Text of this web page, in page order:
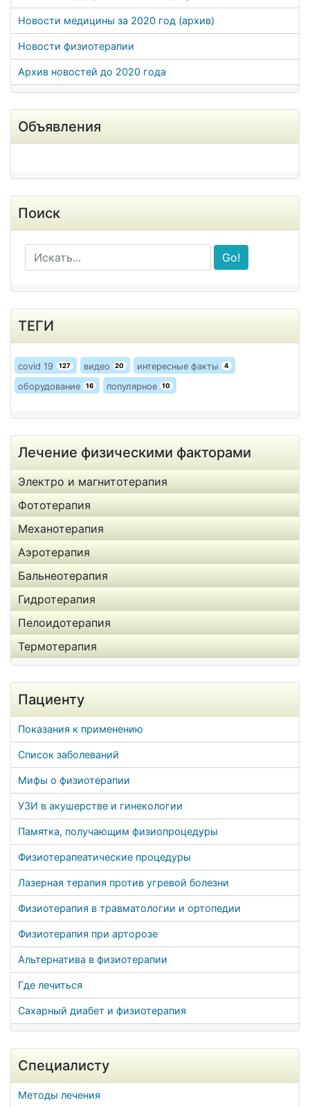
Новости медицины за 2020 год (архив)
Новости физиотерапии
Архив новостей до 2020 года
Объявления
Поиск
Go!
ТЕГИ
covid 19 127 видео 20 интересные факты 4
оборудование 16 популярное 10
Лечение физическими факторами
Электро и магнитотерапия
Фототерапия
Механотерапия
Аэротерапия
Бальнеотерапия
Гидротерапия
Пелоидотерапия
Термотерапия
Пациенту
Показания к применению
Список заболеваний
Мифы о физиотерапии
УЗИ в акушерстве и гинекологии
Памятка, получающим физиопроцедуры
Физиотерапеатические процедуры
Лазерная терапия против угревой болезни
Физиотерапия в травматологии и ортопедии
Физиотерапия при арторозе
Альтернатива в физиотерапии
Где лечиться
Сахарный диабет и физиотерапия
Специалисту
Методы лечения